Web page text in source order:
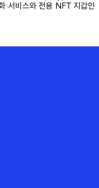
서비스와 전용 NFT 지갑인